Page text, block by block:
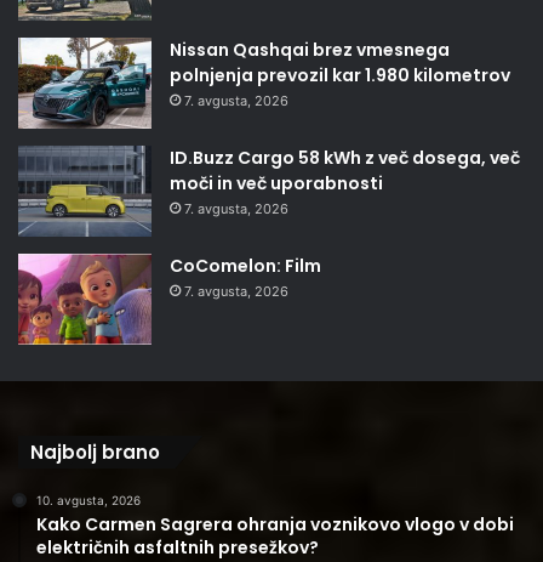
Nissan Qashqai brez vmesnega
polnjenja prevozil kar 1.980 kilometrov
7. avgusta, 2026
ID.Buzz Cargo 58 kWh z več dosega, več
moči in več uporabnosti
7. avgusta, 2026
CoComelon: Film
7. avgusta, 2026
Najbolj brano
10. avgusta, 2026
Kako Carmen Sagrera ohranja voznikovo vlogo v dobi
električnih asfaltnih presežkov?